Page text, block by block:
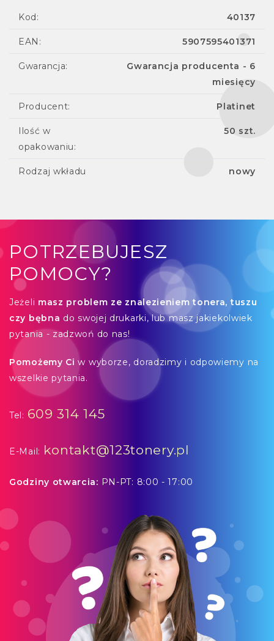
Kod: 40137
EAN: 5907595401371
Gwarancja:
Gwarancja producenta - 6
miesięcy
Producent: Platinet
Ilość w
opakowaniu:
50 szt.
Rodzaj wkładu nowy
POTRZEBUJESZ
POMOCY?
Jeżeli masz problem ze znalezieniem tonera, tuszu
czy bębna do swojej drukarki, lub masz jakiekolwiek
pytania - zadzwoń do nas!
Pomożemy Ci w wyborze, doradzimy i odpowiemy na
wszelkie pytania.
Tel: 609 314 145
E-Mail: kontakt@123tonery.pl
Godziny otwarcia: PN-PT: 8:00 - 17:00